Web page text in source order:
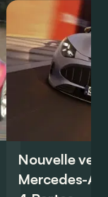
Nouvelle
Mercedes-